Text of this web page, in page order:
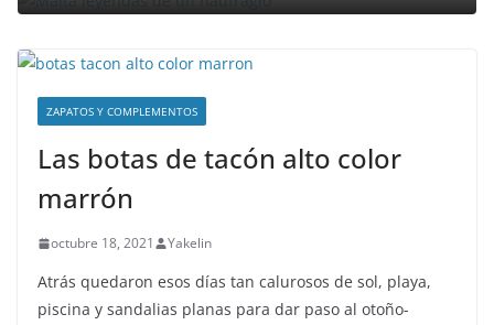
ZAPATOS Y COMPLEMENTOS
Las botas de tacón alto color
marrón
octubre 18, 2021 Yakelin
Atrás quedaron esos días tan calurosos de sol, playa,
piscina y sandalias planas para dar paso al otoño-